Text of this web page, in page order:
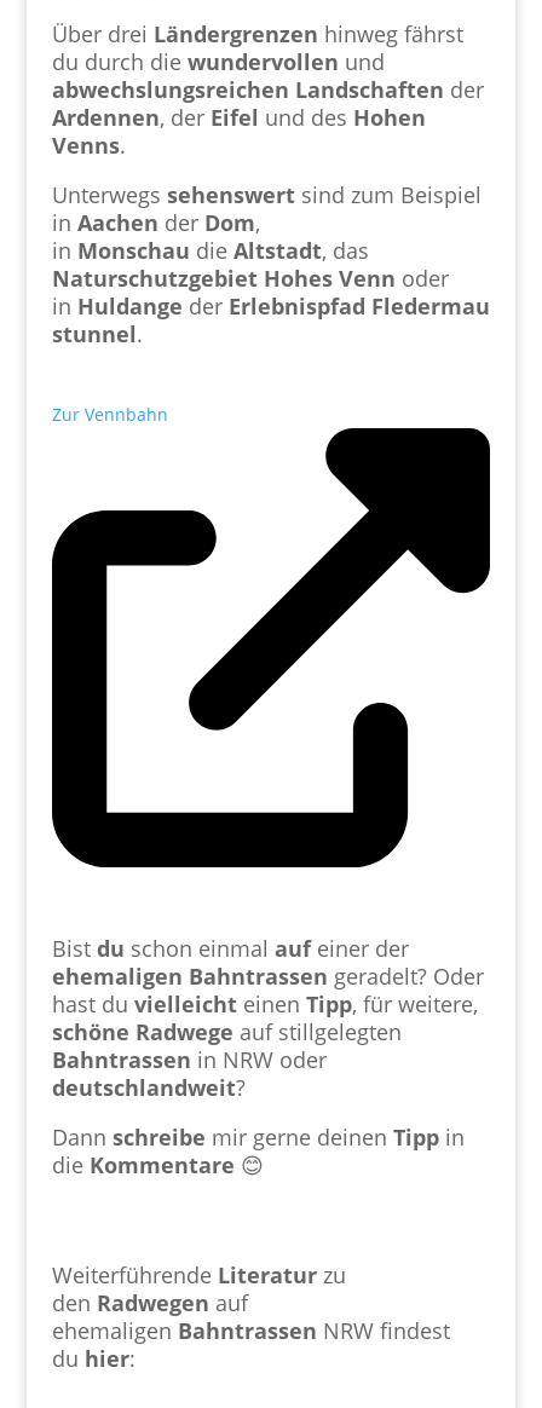
Über drei Ländergrenzen hinweg fährst
du durch die wundervollen und
abwechslungsreichen Landschaften der
Ardennen, der Eifel und des Hohen
Venns.
Unterwegs sehenswertsind zum Beispiel
in Aachen der Dom,
in Monschau die Altstadt, das
Naturschutzgebiet Hohes Venn oder
in Huldange der Erlebnispfad Fledermau
stunnel.
Zur Vennbahn
Bist du schon einmal aufeiner der
ehemaligen Bahntrassen geradelt? Oder
hast du vielleichteinen Tipp, für weitere,
schöne Radwege auf stillgelegten
Bahntrassen in NRW oder
deutschlandweit?
Dann schreibe mir gerne deinen Tippin
die Kommentare 😊
Weiterführende Literaturzu
den Radwegen auf
ehemaligen Bahntrassen NRW findest
du hier: